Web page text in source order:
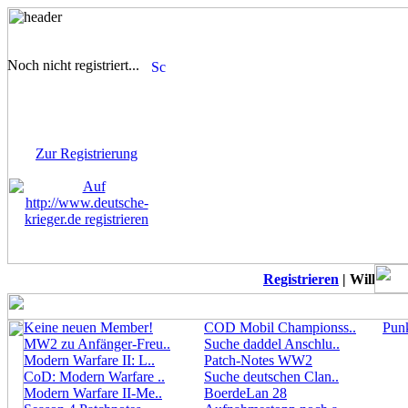
Registrieren|
Keine neuen Member!
MW2 zu Anfänger-Freu..
Modern Warfare II: L..
CoD: Modern Warfare ..
Modern Warfare II-Me..
COD Mobil Championss..
Suche daddel Anschlu..
Patch-Notes WW2
Suche deutschen Clan..
BoerdeLan 28
Noch nicht registriert...
Zur Registrierung